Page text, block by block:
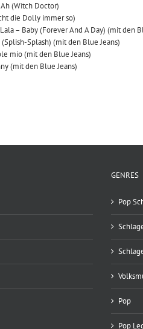
(Witch Doctor)
die Dolly immer so)
– Baby (Forever And A Day) (mit den
Splash) (mit den Blue Jeans)
mio (mit den Blue Jeans)
(mit den Blue Jeans)
GENRES
Pop
Pop
Pop